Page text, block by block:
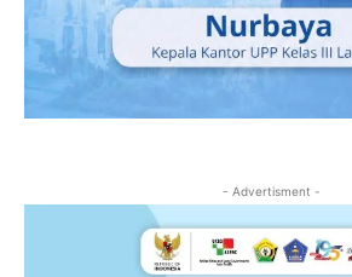
- Advertisment -